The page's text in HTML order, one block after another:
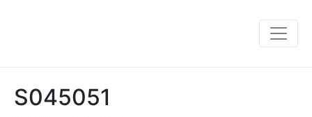
S045051